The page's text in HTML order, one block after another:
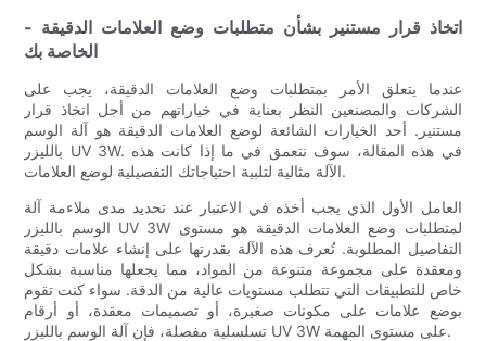
- اتخاذ قرار مستنير بشأن متطلبات وضع العلامات الدقيقة
الخاصة بك
عندما يتعلق الأمر بمتطلبات وضع العلامات الدقيقة، يجب على
الشركات والمصنعين النظر بعناية في خياراتهم من أجل اتخاذ قرار
مستنير. أحد الخيارات الشائعة لوضع العلامات الدقيقة هو آلة الوسم
بالليزر UV 3W. في هذه المقالة، سوف نتعمق في ما إذا كانت هذه
الآلة مثالية لتلبية احتياجاتك التفصيلية لوضع العلامات.
العامل الأول الذي يجب أخذه في الاعتبار عند تحديد مدى ملاءمة آلة
الوسم بالليزر UV 3W لمتطلبات وضع العلامات الدقيقة هو مستوى
التفاصيل المطلوبة. تُعرف هذه الآلة بقدرتها على إنشاء علامات دقيقة
ومعقدة على مجموعة متنوعة من المواد، مما يجعلها مناسبة بشكل
خاص للتطبيقات التي تتطلب مستويات عالية من الدقة. سواء كنت تقوم
بوضع علامات على مكونات صغيرة، أو تصميمات معقدة، أو أرقام
تسلسلية مفصلة، ​​فإن آلة الوسم بالليزر UV 3W على مستوى المهمة.